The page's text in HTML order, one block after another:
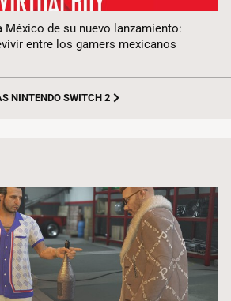
México de su nuevo lanzamiento:
entre los gamers mexicanos
NINTENDO SWITCH 2